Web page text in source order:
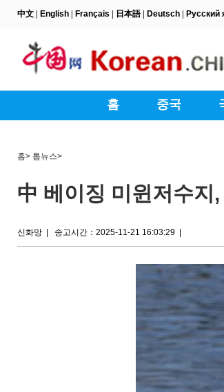
홈> 톱뉴스>
中 베이징 미윈저수지
신화망 송고시간：2025-11-21 16:03:29